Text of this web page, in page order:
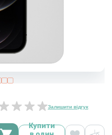
Залишити відгук
Купити